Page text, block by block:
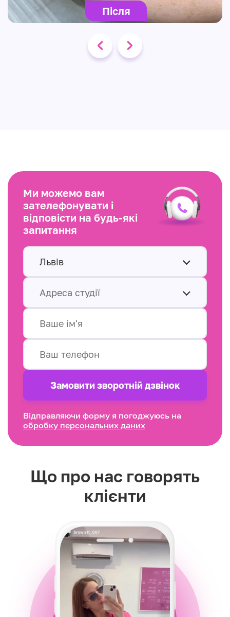
Після
Ми можемо вам
зателефонувати і
відповісти на будь-які
запитання
Львів
Адреса студії
Замовити зворотнiй дзвінок
Відправляючи форму я погоджуюсь на
обробку персональних даних
Що про нас говорять
клієнти